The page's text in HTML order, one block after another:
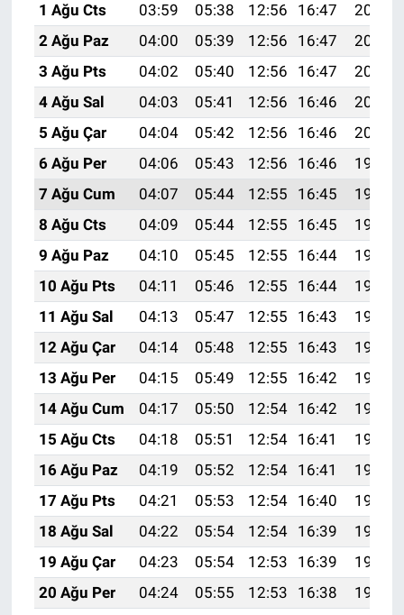
1 Ağu Cts
03:59 05:38 12:56 16:47
20:04
2 Ağu Paz
04:00 05:39 12:56 16:47
20:03
3 Ağu Pts
04:02 05:40 12:56 16:47
20:02
4 Ağu Sal
04:03 05:41 12:56 16:46
20:01
5 Ağu Çar
04:04 05:42 12:56 16:46
20:00
6 Ağu Per
04:06 05:43 12:56 16:46
19:59
7 Ağu Cum
04:07 05:44 12:55 16:45
19:57
8 Ağu Cts
04:09 05:44 12:55 16:45
19:56
9 Ağu Paz
04:10 05:45 12:55 16:44
19:55
10 Ağu Pts
04:11 05:46 12:55 16:44
19:54
11 Ağu Sal
04:13 05:47 12:55 16:43
19:53
12 Ağu Çar
04:14 05:48 12:55 16:43
19:52
13 Ağu Per
04:15 05:49 12:55 16:42
19:50
14 Ağu Cum
04:17 05:50 12:54 16:42
19:49
15 Ağu Cts
04:18 05:51 12:54 16:41
19:48
16 Ağu Paz
04:19 05:52 12:54 16:41
19:46
17 Ağu Pts
04:21 05:53 12:54 16:40
19:45
18 Ağu Sal
04:22 05:54 12:54 16:39
19:44
19 Ağu Çar
04:23 05:54 12:53 16:39
19:42
20 Ağu Per
04:24 05:55 12:53 16:38
19:41